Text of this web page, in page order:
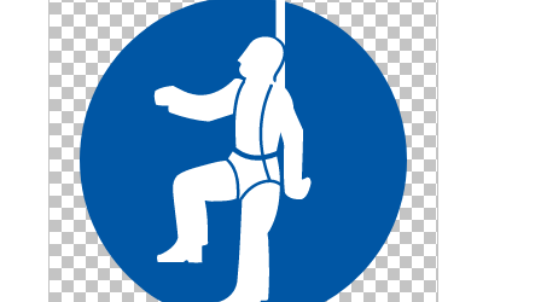
Images autocollantes
Téléchargez votre propre conception